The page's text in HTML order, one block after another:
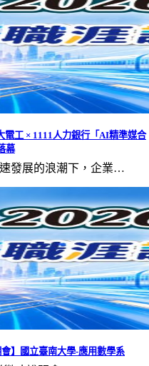
電工 × 1111人力銀行「AI精準媒合
幕
發展的浪潮下，企業…
】國立臺南大學-應用數學系